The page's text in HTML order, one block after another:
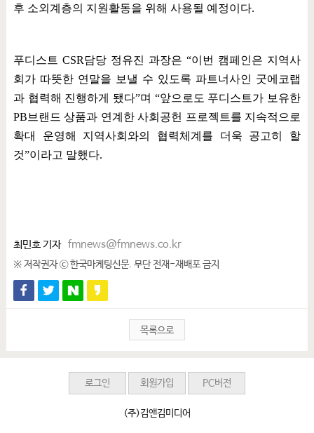
후 소외계층의 지원활동을 위해 사용될 예정이다.
푸디스트 CSR담당 정유진 과장은“이번 캠페인은 지역사
회가 따뜻한 연말을 보낼 수 있도록 파트너사인 굿에코랩
과 협력해 진행하게 됐다”며 “앞으로도 푸디스트가 보유한
PB 브랜드 상품과 연계한 사회공헌 프로젝트를 지속적으로
확대 운영해 지역사회와의 협력체계를 더욱 공고히 할
것”이라고 말했다.
최민호 기자 fmnews@fmnews.co.kr
※ 저작권자 ⓒ 한국마케팅신문. 무단 전재-재배포 금지
목록으로
로그인 회원가입 PC버전
(주)김앤김미디어